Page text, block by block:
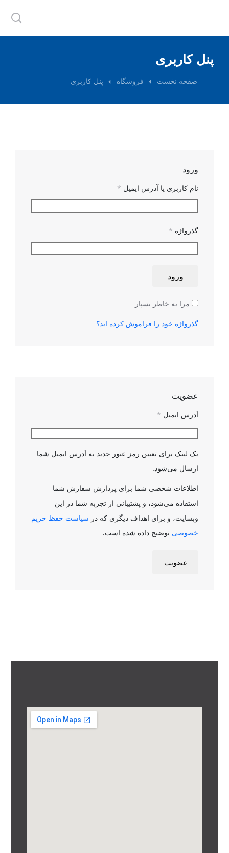
پنل کاربری
مکان شما:
صفحه نخست فروشگاه پنل کاربری
ورود
نام کاربری یا آدرس ایمیل *
گذرواژه *
ورود
مرا به خاطر بسپار
گذرواژه خود را فراموش کرده اید؟
عضویت
آدرس ایمیل *
یک لینک برای تعیین رمز عبور جدید به آدرس ایمیل شما
ارسال می‌شود.
اطلاعات شخصی شما برای پردازش سفارش شما
استفاده می‌شود، و پشتیبانی از تجربه شما در این
وبسایت، و برای اهداف دیگری که در سیاست حفظ حریم
خصوصی توضیح داده شده است.
عضویت